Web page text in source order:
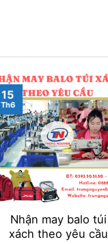
Nhận may balo túi
xách theo yêu cầu
15
Th6